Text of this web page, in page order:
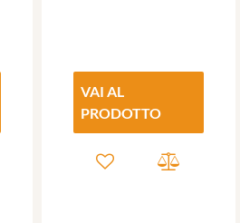
VAI AL
PRODOTTO